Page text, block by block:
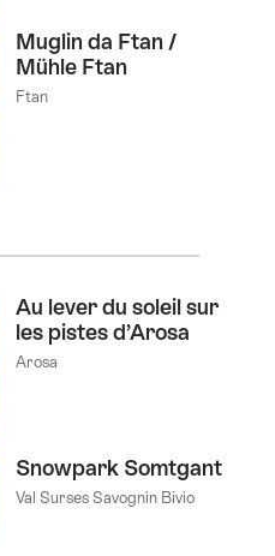
Muglin da Ftan /
Mühle Ftan
Ftan
Au lever du soleil sur
les pistes d’Arosa
Arosa
Snowpark Somtgant
Val Surses Savognin Bivio